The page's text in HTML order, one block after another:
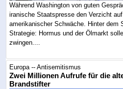
Während Washington von guten
iranische Staatspresse den Verzicht
amerikanischer Schwäche. Hinter dem
Strategie: Hormus und der Ölmarkt
zwingen....
Europa -- Antisemitismus
Zwei Millionen Aufrufe für die
Brandstifter